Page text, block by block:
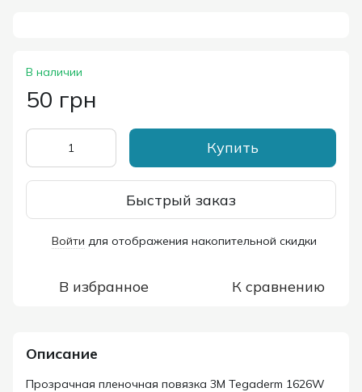
В наличии
50 грн
Купить
Быстрый заказ
Войти для отображения накопительной скидки
В избранное К сравнению
Описание
Прозрачная пленочная повязка 3M Tegaderm 1626W